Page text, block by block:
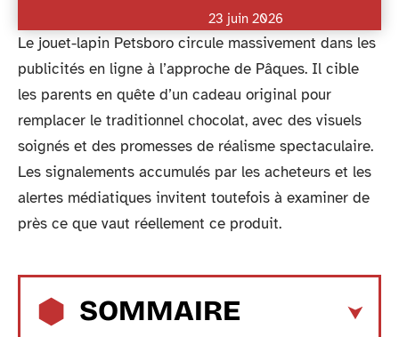
23 juin 2026
Le jouet-lapin Petsboro circule massivement dans les
publicités en ligne à l’approche de Pâques. Il cible
les parents en quête d’un cadeau original pour
remplacer le traditionnel chocolat, avec des visuels
soignés et des promesses de réalisme spectaculaire.
Les signalements accumulés par les acheteurs et les
alertes médiatiques invitent toutefois à examiner de
près ce que vaut réellement ce produit.
SOMMAIRE